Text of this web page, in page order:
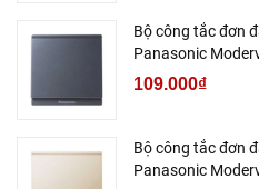
Bộ công tắc đơn
Panasonic
109.000₫
Bộ công tắc đơn
Panasonic